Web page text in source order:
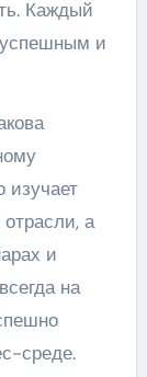
Каждый
успешным и
изучает
а
и
на
среде.